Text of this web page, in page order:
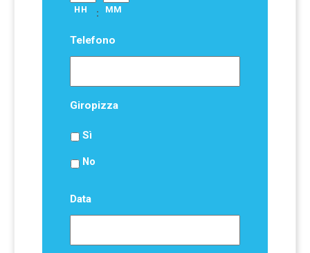
:
HH MM
Telefono
Giropizza
Sì
No
Data